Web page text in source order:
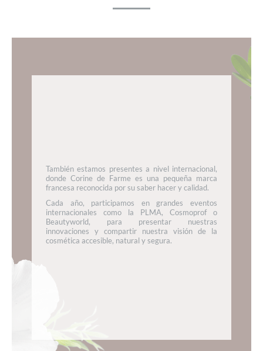
También estamos presentes a nivel internacional,
donde Corine de Farme es una pequeña marca
francesa reconocida por su saber hacer y calidad.
Cada año, participamos en grandes eventos
internacionales como la PLMA, Cosmoprof o
Beautyworld, para presentar nuestras
innovaciones y compartir nuestra visión de la
cosmética accesible, natural y segura.